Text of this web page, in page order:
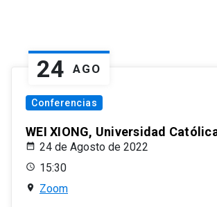
24 AGO
Conferencias
WEI XIONG, Universidad
24 de Agosto de 2022
15:30
Zoom